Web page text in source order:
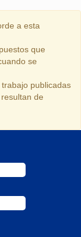
a esta
que
se
publicadas
de